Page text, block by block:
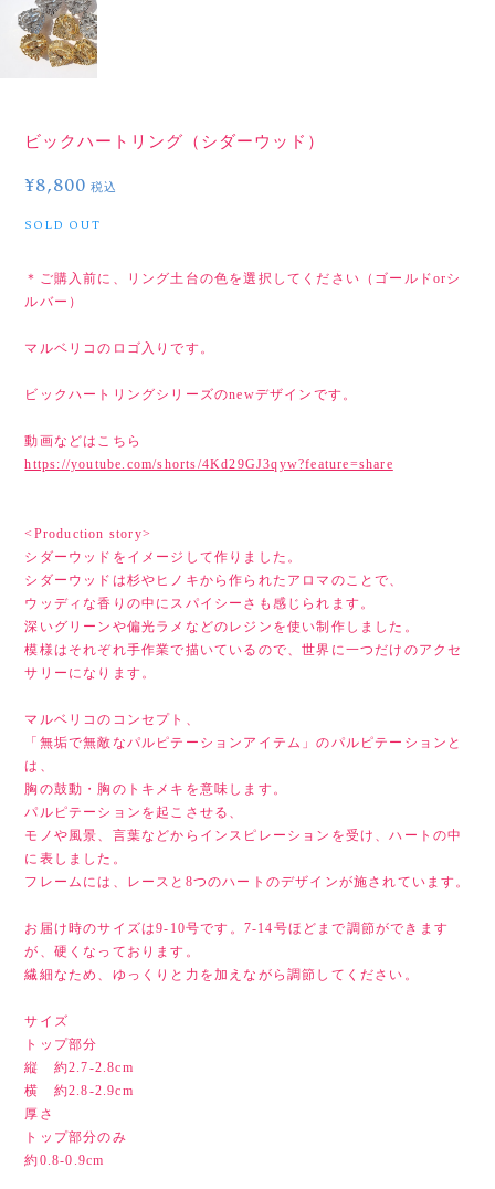
ビックハートリング（シダーウッド）
¥8,800 税込
SOLD OUT
＊ご購入前に、リング土台の色を選択してください（ゴールドorシ
ルバー）
マルベリコのロゴ入りです。
ビックハートリングシリーズのnewデザインです。
動画などはこちら
https://youtube.com/shorts/4Kd29GJ3qyw?feature=share
<Production story>
シダーウッドをイメージして作りました。
シダーウッドは杉やヒノキから作られたアロマのことで、
ウッディな香りの中にスパイシーさも感じられます。
深いグリーンや偏光ラメなどのレジンを使い制作しました。
模様はそれぞれ手作業で描いているので、世界に一つだけのアクセ
サリーになります。
マルベリコのコンセプト、
「無垢で無敵なパルピテーションアイテム」のパルピテーションと
は、
胸の鼓動・胸のトキメキを意味します。
パルピテーションを起こさせる、
モノや風景、言葉などからインスピレーションを受け、ハートの中
に表しました。
フレームには、レースと8つのハートのデザインが施されています。
お届け時のサイズは9-10号です。7-14号ほどまで調節ができます
が、硬くなっております。
繊細なため、ゆっくりと力を加えながら調節してください。
サイズ
トップ部分
縦 約2.7-2.8cm
横 約2.8-2.9cm
厚さ
トップ部分のみ
約0.8-0.9cm